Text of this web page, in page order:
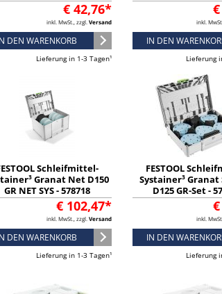
€ 42,76*
inkl. MwSt., zzgl. Versand
DEN WARENKORB
Lieferung in 1-3 Tagen¹
inkl.
IN DEN
Lieferung
Schleifmittel-
Granat Net D150
GR NET SYS - 578718
€ 102,47*
inkl. MwSt., zzgl. Versand
DEN WARENKORB
Lieferung in 1-3 Tagen¹
FESTOOL
Systainer³ Granat
D125 GR-Set -
inkl.
IN DEN
Lieferung